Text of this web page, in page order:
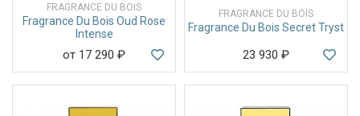
FRAGRANCE DU BOIS
Fragrance Du Bois Oud Rose
Intense
от 17 290 ₽
FRAGRANCE DU BOIS
Fragrance Du Bois Secret Tryst
23 930 ₽